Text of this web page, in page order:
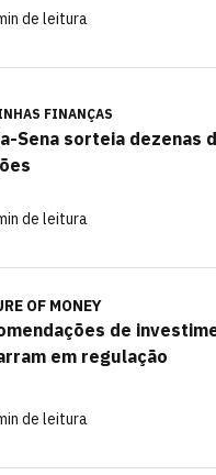
de leitura
FINANÇAS
Sena sorteia dezenas
de leitura
OF MONEY
de
em regulação
de leitura